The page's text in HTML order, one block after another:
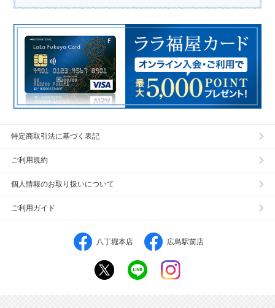
特定商取引法に基づく表記
ご利用規約
個人情報のお取り扱いについて
ご利用ガイド
八丁堀本店 広島駅前店